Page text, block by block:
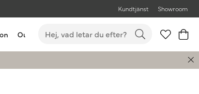
Kundtjänst Showroom
Outlet Bästsäljare